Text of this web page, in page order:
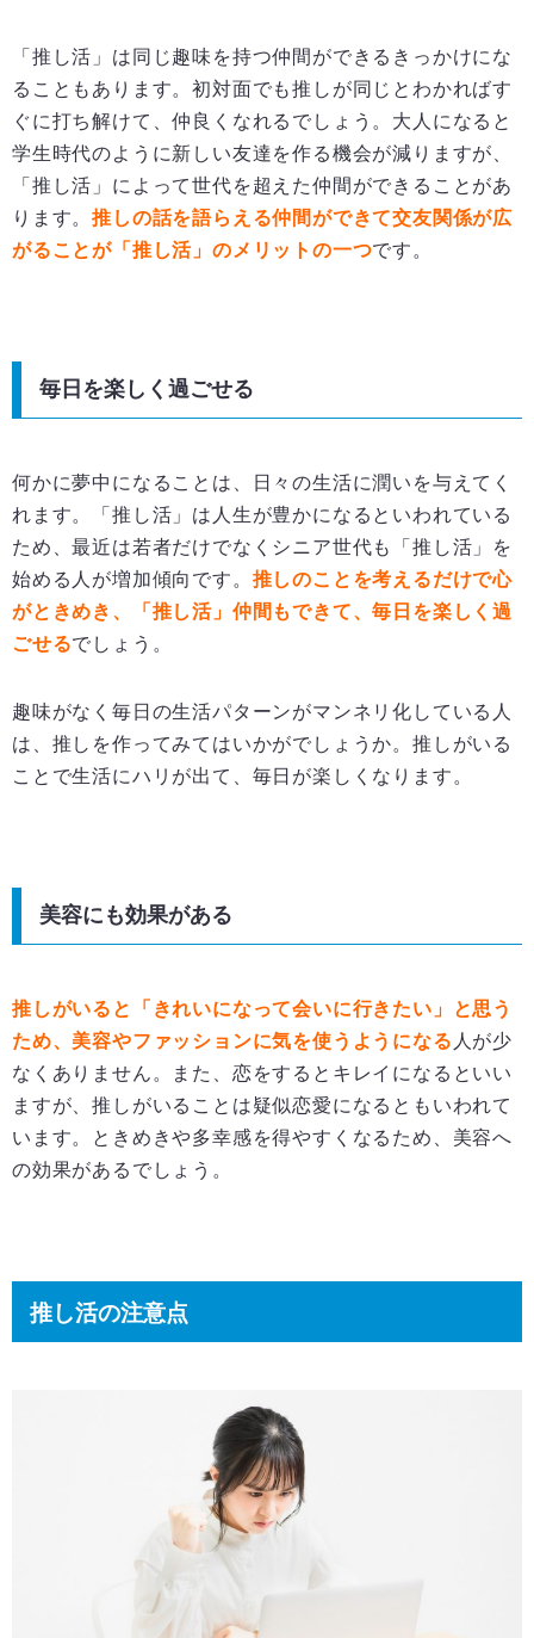
「推し活」は同じ趣味を持つ仲間ができるきっかけにな
ることもあります。初対面でも推しが同じとわかればす
ぐに打ち解けて、仲良くなれるでしょう。大人になると
学生時代のように新しい友達を作る機会が減りますが、
「推し活」によって世代を超えた仲間ができることがあ
ります。推しの話を語らえる仲間ができて交友関係が広
がることが「推し活」のメリットの一つです。
毎日を楽しく過ごせる
何かに夢中になることは、日々の生活に潤いを与えてく
れます。「推し活」は人生が豊かになるといわれている
ため、最近は若者だけでなくシニア世代も「推し活」を
始める人が増加傾向です。 推しのことを考えるだけで心
がときめき、「推し活」仲間もできて、毎日を楽しく過
ごせるでしょう。
趣味がなく毎日の生活パターンがマンネリ化している人
は、推しを作ってみてはいかがでしょうか。推しがいる
ことで生活にハリが出て、毎日が楽しくなります。
美容にも効果がある
推しがいると「きれいになって会いに行きたい」と思う
ため、美容やファッションに気を使うようになる 人が少
なくありません。また、恋をするとキレイになるといい
ますが、推しがいることは疑似恋愛になるともいわれて
います。ときめきや多幸感を得やすくなるため、美容へ
の効果があるでしょう。
推し活の注意点